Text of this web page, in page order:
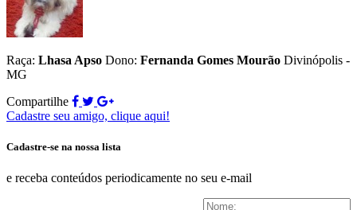
Raça: Lhasa Apso Dono: Fernanda Gomes Mourão Divinópolis -
MG
Compartilhe
Cadastre seu amigo, clique aqui!
Cadastre-se na nossa lista
e receba conteúdos periodicamente no seu e-mail